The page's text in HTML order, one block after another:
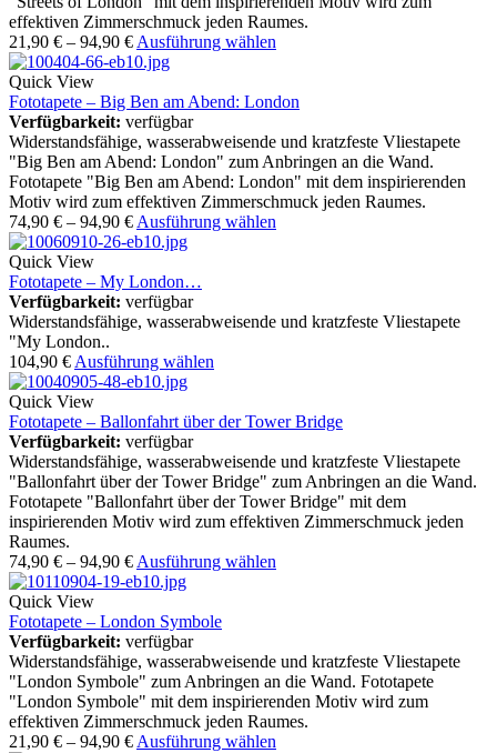
effektiven Zimmerschmuck jeden Raumes.
21,90 € – 94,90 € Ausführung wählen
Quick View
Fototapete – Big Ben am Abend: London
Verfügbarkeit: verfügbar
Widerstandsfähige, wasserabweisende und kratzfeste Vliestapete
"Big Ben am Abend: London" zum Anbringen an die Wand.
Fototapete "Big Ben am Abend: London" mit dem inspirierenden
Motiv wird zum effektiven Zimmerschmuck jeden Raumes.
74,90 € – 94,90 € Ausführung wählen
Quick View
Fototapete – My London…
Verfügbarkeit: verfügbar
Widerstandsfähige, wasserabweisende und kratzfeste Vliestapete
"My London..
104,90 € Ausführung wählen
Quick View
Fototapete – Ballonfahrt über der Tower Bridge
Verfügbarkeit: verfügbar
Widerstandsfähige, wasserabweisende und kratzfeste Vliestapete
"Ballonfahrt über der Tower Bridge" zum Anbringen an die Wand.
Fototapete "Ballonfahrt über der Tower Bridge" mit dem
inspirierenden Motiv wird zum effektiven Zimmerschmuck jeden
Raumes.
74,90 € – 94,90 € Ausführung wählen
Quick View
Fototapete – London Symbole
Verfügbarkeit: verfügbar
Widerstandsfähige, wasserabweisende und kratzfeste Vliestapete
"London Symbole" zum Anbringen an die Wand. Fototapete
"London Symbole" mit dem inspirierenden Motiv wird zum
effektiven Zimmerschmuck jeden Raumes.
21,90 € – 94,90 € Ausführung wählen